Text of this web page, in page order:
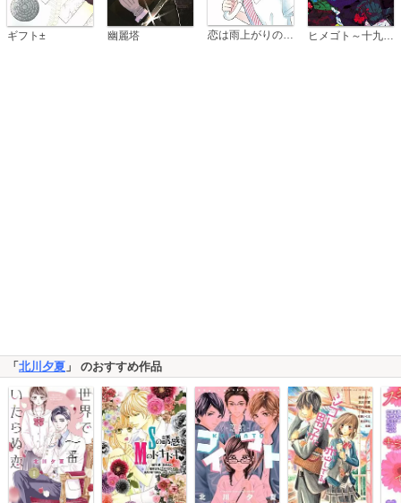
ギフト± 幽麗塔 恋は雨上がりのように
「 北川夕夏 」 のおすすめ作品